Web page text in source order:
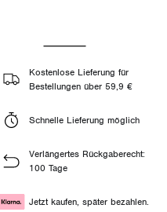
Kostenlose Lieferung für
Bestellungen über 59,9 €
Schnelle Lieferung möglich
Verlängertes Rückgaberecht:
100 Tage
Jetzt kaufen, später bezahlen.